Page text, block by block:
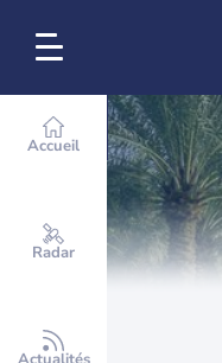
Accueil
Radar